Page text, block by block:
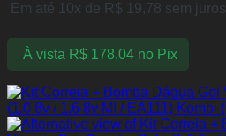
Em até 10x de R$ 19,78 sem juros
À vista R$178,04 no Pix